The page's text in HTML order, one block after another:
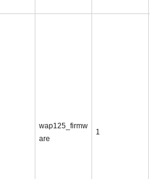
wap125_firmw
are
1